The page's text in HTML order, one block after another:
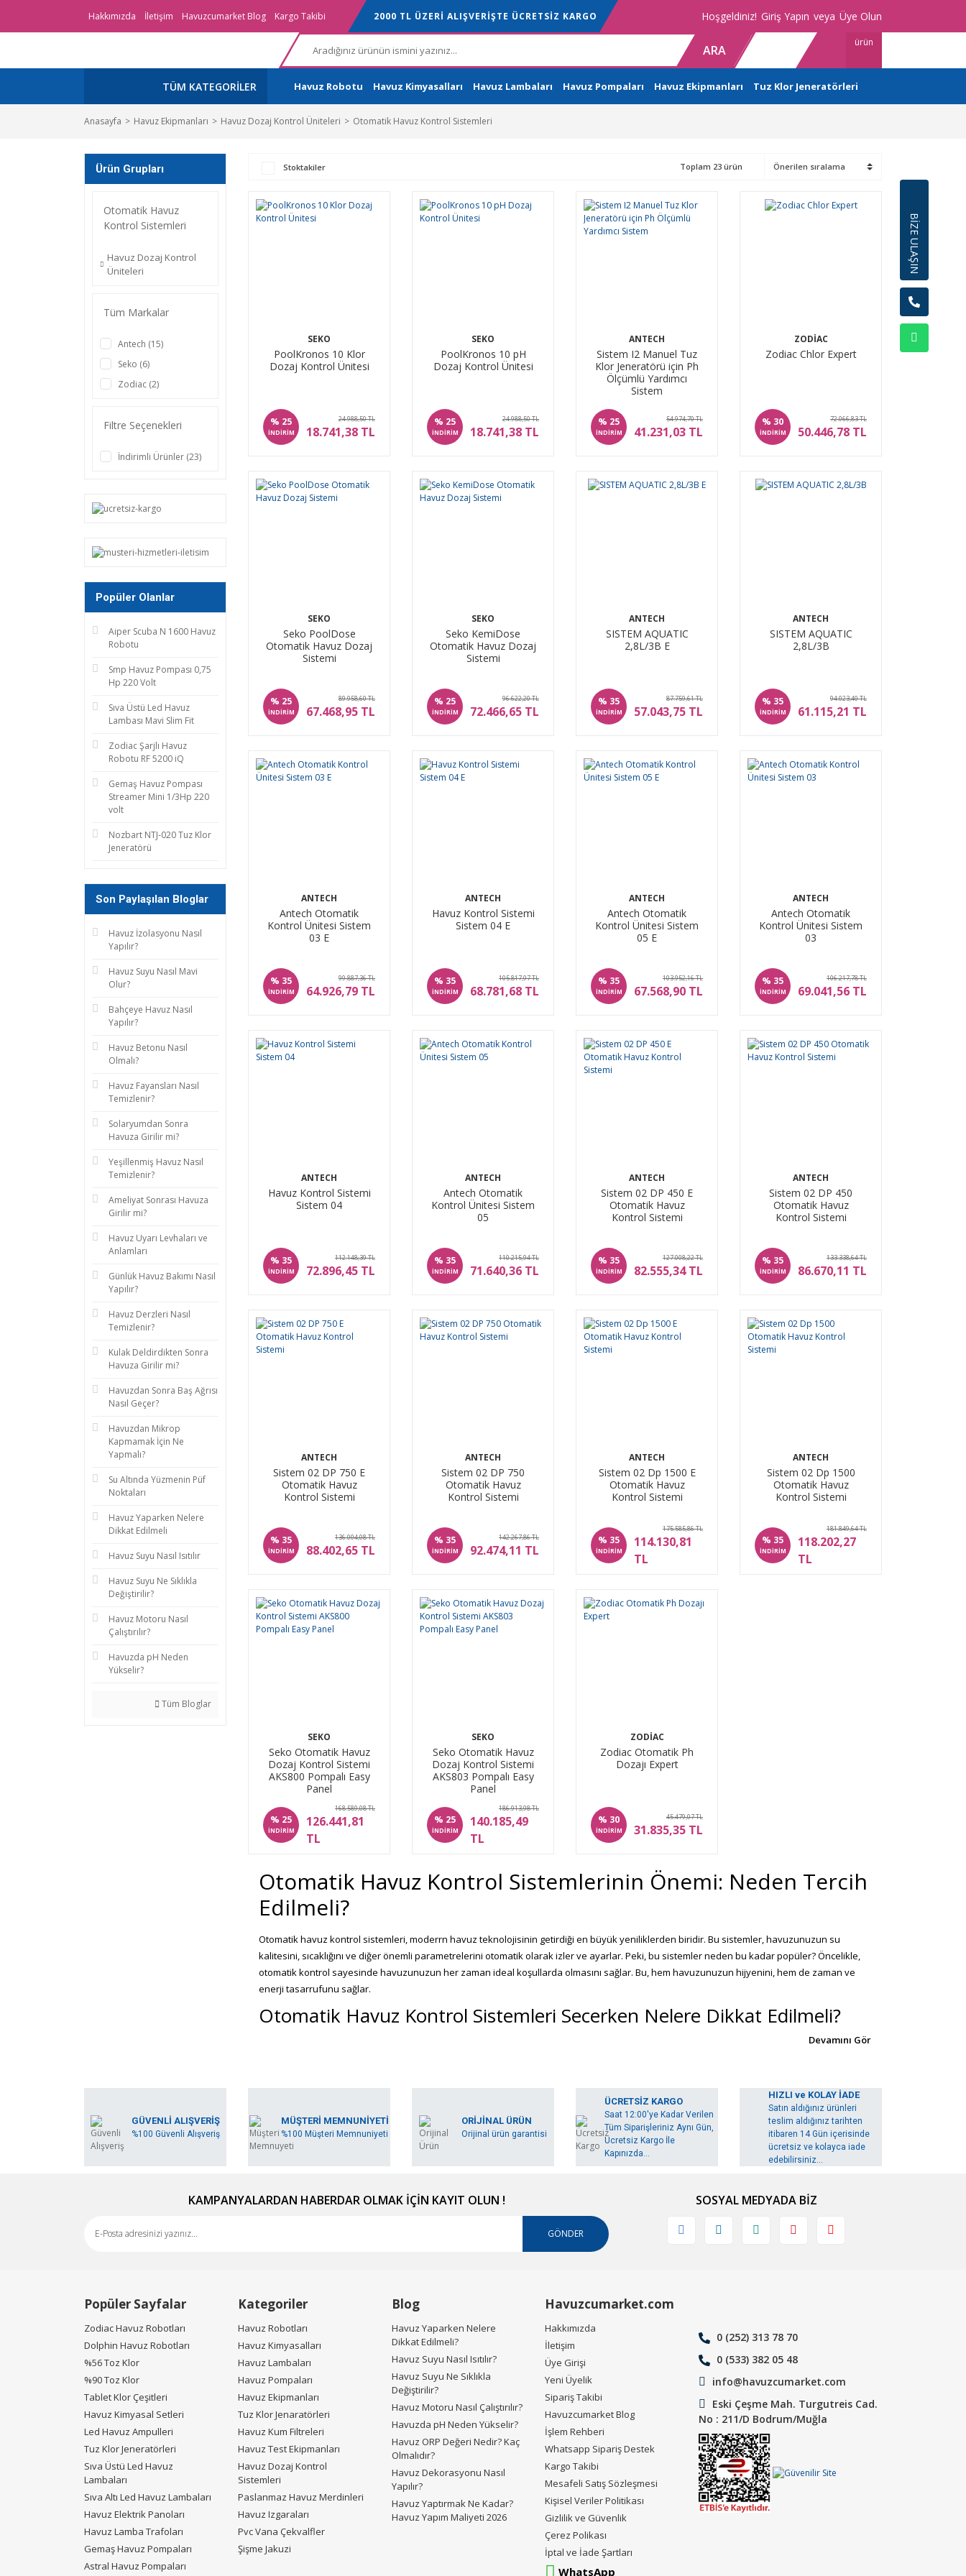
Hakkımızda İletişim Havuzcumarket Blog Kargo Takibi 2000 TL ÜZERİ ALIŞVERİŞTE ÜCRETSİZ KARGO Hoşgeldiniz! Giriş Yapın veya Üye Olun
ARA
ürün
TÜM KATEGORİLER Havuz Robotu Havuz Kimyasalları Havuz Lambaları Havuz Pompaları Havuz Ekipmanları Tuz Klor Jeneratörleri
Anasayfa Havuz Ekipmanları Havuz Dozaj Kontrol Üniteleri Otomatik Havuz Kontrol Sistemleri
Ürün Grupları
Otomatik Havuz
Kontrol Sistemleri
Havuz Dozaj Kontrol
Üniteleri
Tüm Markalar
Antech (15)
Seko (6)
Zodiac (2)
Filtre Seçenekleri
İndirimli Ürünler (23)
Popüler Olanlar
Aiper Scuba N 1600 Havuz
Robotu
Smp Havuz Pompası 0,75
Hp 220 Volt
Sıva Üstü Led Havuz
Lambası Mavi Slim Fit
Zodiac Şarjlı Havuz
Robotu RF 5200 iQ
Gemaş Havuz Pompası
Streamer Mini 1/3Hp 220
volt
Nozbart NTJ-020 Tuz Klor
Jeneratörü
Son Paylaşılan Bloglar
Havuz İzolasyonu Nasıl
Yapılır?
Havuz Suyu Nasıl Mavi
Olur?
Bahçeye Havuz Nasıl
Yapılır?
Havuz Betonu Nasıl
Olmalı?
Havuz Fayansları Nasıl
Temizlenir?
Solaryumdan Sonra
Havuza Girilir mi?
Yeşillenmiş Havuz Nasıl
Temizlenir?
Ameliyat Sonrası Havuza
Girilir mi?
Havuz Uyarı Levhaları ve
Anlamları
Günlük Havuz Bakımı Nasıl
Yapılır?
Havuz Derzleri Nasıl
Temizlenir?
Kulak Deldirdikten Sonra
Havuza Girilir mi?
Havuzdan Sonra Baş Ağrısı
Nasıl Geçer?
Havuzdan Mikrop
Kapmamak İçin Ne
Yapmalı?
Su Altında Yüzmenin Püf
Noktaları
Havuz Yaparken Nelere
Dikkat Edilmeli
Havuz Suyu Nasıl Isıtılır
Havuz Suyu Ne Sıklıkla
Değiştirilir?
Havuz Motoru Nasıl
Çalıştırılır?
Havuzda pH Neden
Yükselir?
Tüm Bloglar
Stoktakiler Toplam 23 ürün
SEKO
PoolKronos 10 Klor
Dozaj Kontrol Ünitesi
% 25
İNDİRİM
24.988,50 TL
18.741,38 TL
SEKO
PoolKronos 10 pH
Dozaj Kontrol Ünitesi
% 25
İNDİRİM
24.988,50 TL
18.741,38 TL
ANTECH
Sistem I2 Manuel Tuz
Klor Jeneratörü için Ph
Ölçümlü Yardımcı
Sistem
% 25
İNDİRİM
54.974,70 TL
41.231,03 TL
ZODIAC
Zodiac Chlor Expert
% 30
İNDİRİM
72.066,83 TL
50.446,78 TL
SEKO
Seko PoolDose
Otomatik Havuz Dozaj
Sistemi
% 25
İNDİRİM
89.958,60 TL
67.468,95 TL
SEKO
Seko KemiDose
Otomatik Havuz Dozaj
Sistemi
% 25
İNDİRİM
96.622,20 TL
72.466,65 TL
ANTECH
SISTEM AQUATIC
2,8L/3B E
% 35
İNDİRİM
87.759,61 TL
57.043,75 TL
ANTECH
SISTEM AQUATIC
2,8L/3B
% 35
İNDİRİM
94.023,40 TL
61.115,21 TL
ANTECH
Antech Otomatik
Kontrol Ünitesi Sistem
03 E
% 35
İNDİRİM
99.887,36 TL
64.926,79 TL
ANTECH
Havuz Kontrol Sistemi
Sistem 04 E
% 35
İNDİRİM
105.817,97 TL
68.781,68 TL
ANTECH
Antech Otomatik
Kontrol Ünitesi Sistem
05 E
% 35
İNDİRİM
103.952,16 TL
67.568,90 TL
ANTECH
Antech Otomatik
Kontrol Ünitesi Sistem
03
% 35
İNDİRİM
106.217,78 TL
69.041,56 TL
ANTECH
Havuz Kontrol Sistemi
Sistem 04
% 35
İNDİRİM
112.148,39 TL
72.896,45 TL
ANTECH
Antech Otomatik
Kontrol Ünitesi Sistem
05
% 35
İNDİRİM
110.215,94 TL
71.640,36 TL
ANTECH
Sistem 02 DP 450 E
Otomatik Havuz
Kontrol Sistemi
% 35
İNDİRİM
127.008,22 TL
82.555,34 TL
ANTECH
Sistem 02 DP 450
Otomatik Havuz
Kontrol Sistemi
% 35
İNDİRİM
133.338,64 TL
86.670,11 TL
ANTECH
Sistem 02 DP 750 E
Otomatik Havuz
Kontrol Sistemi
% 35
İNDİRİM
136.004,08 TL
88.402,65 TL
ANTECH
Sistem 02 DP 750
Otomatik Havuz
Kontrol Sistemi
% 35
İNDİRİM
142.267,86 TL
92.474,11 TL
ANTECH
Sistem 02 Dp 1500 E
Otomatik Havuz
Kontrol Sistemi
% 35
İNDİRİM
175.585,86 TL
114.130,81
TL
ANTECH
Sistem 02 Dp 1500
Otomatik Havuz
Kontrol Sistemi
% 35
İNDİRİM
181.849,64 TL
118.202,27
TL
SEKO
Seko Otomatik Havuz
Dozaj Kontrol Sistemi
AKS800 Pompalı Easy
Panel
% 25
İNDİRİM
168.589,08 TL
126.441,81
TL
SEKO
Seko Otomatik Havuz
Dozaj Kontrol Sistemi
AKS803 Pompalı Easy
Panel
% 25
İNDİRİM
186.913,98 TL
140.185,49
TL
ZODIAC
Zodiac Otomatik Ph
Dozajı Expert
% 30
İNDİRİM
45.479,07 TL
31.835,35 TL
Otomatik Havuz Kontrol Sistemlerinin Önemi: Neden Tercih
Edilmeli?
Otomatik havuz kontrol sistemleri, moderrn havuz teknolojisinin getirdiği en büyük yeniliklerden biridir. Bu sistemler, havuzunuzun su
kalitesini, sıcaklığını ve diğer önemli parametrelerini otomatik olarak izler ve ayarlar. Peki, bu sistemler neden bu kadar popüler? Öncelikle,
otomatik kontrol sayesinde havuzunuzun her zaman ideal koşullarda olmasını sağlar. Bu, hem havuzunuzun hijyenini, hem de zaman ve
enerji tasarrufunu sağlar.
Otomatik Havuz Kontrol Sistemleri Seçerken Nelere Dikkat Edilmeli?
Doğru otomatik kontrol sistemi seçimi, havuzunuzun verimli ve sorunsuz bir şekilde çalışmasını sağlar. Seçim yaparken, sistemin
Otomatik Havuz Kontrolünde Sık Yapılan Hatalar ve Çözümleri
Otomatik kontrol sistemleri, kullanıcı dostu olmalarına rağmen bazen hatalarla karşılaşılabilir. Örneğin, sistem ayarlarının yanlış yapılması
veya sensörlerin doğru çalışmaması gibi sorunlar yaşanabilir. Bu tür hataları önlemek ve çözmek için, sistemin kullanım kılavuzunu dikkatlice
okumak ve düzenli bakım yapmak önemlidir.
Otomatik Havuz Kontrol Sistemleriyle Enerji ve Maliyet Tasarrufu
Otomatik kontrol sistemleri, enerji verimliliği sayesinde size maliyet tasarrufu sağlar. Sistem, havuzunuzun ihtiyaçlarına göre çalışır ve
gereksiz enerji tüketimini önler. Bu, hem enerji faturalarınızı düşürür hem de çevreye katkıda bulunmanıza yardımcı olur.
GÜVENLİ ALIŞVERİŞ
%100 Güvenli Alışveriş
MÜŞTERİ MEMNUNİYETİ
%100 Müşteri Memnuniyeti
ORİJİNAL ÜRÜN
Orijinal ürün garantisi
ÜCRETSİZ KARGO
Saat 12:00'ye Kadar Verilen
Tüm Siparişleriniz Aynı Gün,
Ücretsiz Kargo İle
Kapınızda...
HIZLI ve KOLAY İADE
Satın aldığınız ürünleri
teslim aldığınız tarihten
itibaren 14 Gün içerisinde
ücretsiz ve kolayca iade
edebilirsiniz...
KAMPANYALARDAN HABERDAR OLMAK İÇİN KAYIT OLUN !
GÖNDER
SOSYAL MEDYADA BİZ
Popüler Sayfalar
Zodiac Havuz Robotları
Dolphin Havuz Robotları
%56 Toz Klor
%90 Toz Klor
Tablet Klor Çeşitleri
Havuz Kimyasal Setleri
Led Havuz Ampulleri
Tuz Klor Jeneratörleri
Sıva Üstü Led Havuz
Lambaları
Sıva Altı Led Havuz Lambaları
Havuz Elektrik Panoları
Havuz Lamba Trafoları
Gemaş Havuz Pompaları
Astral Havuz Pompaları
Kategoriler
Havuz Robotları
Havuz Kimyasalları
Havuz Lambaları
Havuz Pompaları
Havuz Ekipmanları
Tuz Klor Jenaratörleri
Havuz Kum Filtreleri
Havuz Test Ekipmanları
Havuz Dozaj Kontrol
Sistemleri
Paslanmaz Havuz Merdinleri
Havuz Izgaraları
Pvc Vana Çekvalfler
Şişme Jakuzi
Blog
Havuz Yaparken Nelere
Dikkat Edilmeli?
Havuz Suyu Nasıl Isıtılır?
Havuz Suyu Ne Sıklıkla
Değiştirilir?
Havuz Motoru Nasıl Çalıştırılır?
Havuzda pH Neden Yükselir?
Havuz ORP Değeri Nedir? Kaç
Olmalıdır?
Havuz Dekorasyonu Nasıl
Yapılır?
Havuz Yaptırmak Ne Kadar?
Havuz Yapım Maliyeti 2026
Havuzcumarket.com
Hakkımızda
İletişim
Üye Girişi
Yeni Üyelik
Sipariş Takibi
Havuzcumarket Blog
İşlem Rehberi
Whatsapp Sipariş Destek
Kargo Takibi
Mesafeli Satış Sözleşmesi
Kişisel Veriler Politikası
Gizlilik ve Güvenlik
Çerez Polikası
İptal ve İade Şartları
WhatsApp
0 (252) 313 78 70
0 (533) 382 05 48
info@havuzcumarket.com
Eski Çeşme Mah. Turgutreis Cad.
No : 211/D Bodrum/Muğla
BİZE ULAŞIN